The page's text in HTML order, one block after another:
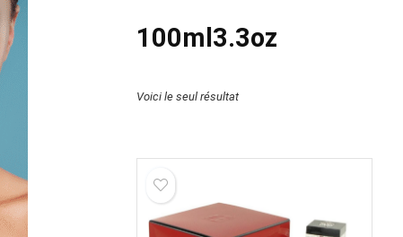
100ml3.3oz
Voici le seul résultat